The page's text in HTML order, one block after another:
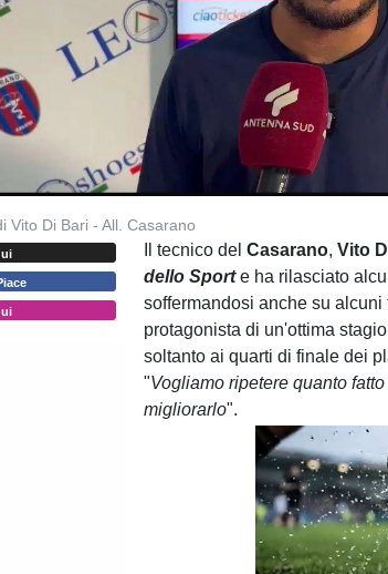
Vito Di Bari - All. Casarano
Il tecnico delCasarano, Vito
dello Sporte ha rilasciato
soffermandosi anche su
protagonista di un'ottima
soltanto ai quarti di finale dei
"Vogliamo ripetere quanto
migliorarlo".